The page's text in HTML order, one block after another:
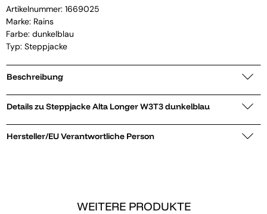
Artikelnummer: 1669025
Marke: Rains
Farbe: dunkelblau
Typ: Steppjacke
Beschreibung
Details zu Steppjacke Alta Longer W3T3 dunkelblau
Hersteller/EU Verantwortliche Person
WEITERE PRODUKTE